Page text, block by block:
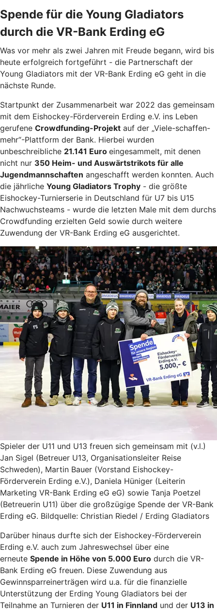
Spende für die Young Gladiators
durch die VR-Bank Erding eG
Was vor mehr als zwei Jahren mit Freude begann, wird bis
heute erfolgreich fortgeführt - die Partnerschaft der
Young Gladiators mit der VR-Bank Erding eG geht in die
nächste Runde.
Startpunkt der Zusammenarbeit war 2022 das gemeinsam
mit dem Eishockey-Förderverein Erding e.V. ins Leben
gerufene Crowdfunding-Projekt auf der „Viele-schaffen-
mehr“-Plattform der Bank. Hierbei wurden
unbeschreibliche 21.141 Euro eingesammelt, mit denen
nicht nur 350 Heim- und Auswärtstrikots für alle
Jugendmannschaften angeschafft werden konnten. Auch
die jährliche Young Gladiators Trophy - die größte
Eishockey-Turnierserie in Deutschland für U7 bis U15
Nachwuchsteams - wurde die letzten Male mit dem durchs
Crowdfunding erzielten Geld sowie durch weitere
Zuwendung der VR-Bank Erding eG ausgerichtet.
Spieler der U11 und U13 freuen sich gemeinsam mit (v.l.)
Jan Sigel (Betreuer U13, Organisationsleiter Reise
Schweden), Martin Bauer (Vorstand Eishockey-
Förderverein Erding e.V.), Daniela Hüniger (Leiterin
Marketing VR-Bank Erding eG eG) sowie Tanja Poetzel
(Betreuerin U11) über die großzügige Spende der VR-Bank
Erding eG. Bildquelle: Christian Riedel / Erding Gladiators
Darüber hinaus durfte sich der Eishockey-Förderverein
Erding e.V. auch zum Jahreswechsel über eine
erneute Spende in Höhe von 5.000 Euro durch die VR-
Bank Erding eG freuen. Diese Zuwendung aus
Gewinnsparreinerträgen wird u.a. für die finanzielle
Unterstützung der Erding Young Gladiators bei der
Teilnahme an Turnieren der U11 in Finnland und der U13 in